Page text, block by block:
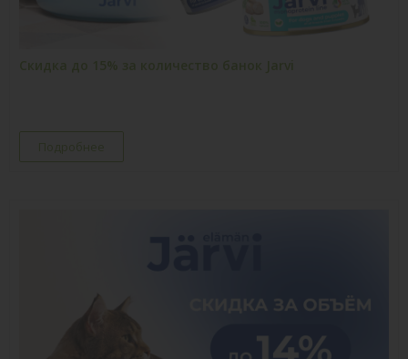
Скидка до 15% за количество банок Jarvi
Подробнее